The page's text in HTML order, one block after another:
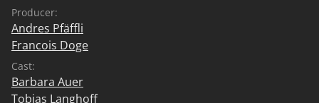
Producer:
Andres Pfäffli
Francois Doge
Cast:
Barbara Auer
Tobias Langhoff